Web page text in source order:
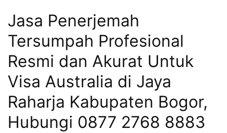
Jasa Penerjemah
Tersumpah Profesional
Resmi dan Akurat Untuk
Visa Australia di Jaya
Raharja Kabupaten Bogor,
Hubungi 0877 2768 8883